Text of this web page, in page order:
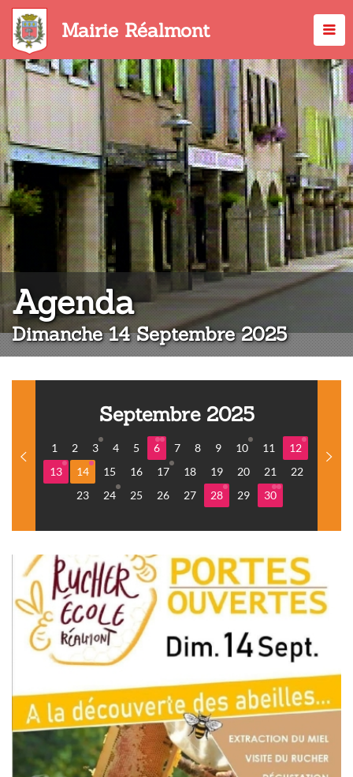
Aller
contenu
principal
Mairie Réalmont
Agenda:
Dimanche 14 Septembre 2025
Septembre 2025
1 2 3 4 5 6 7 8 9 10 11
12
13
14 15 16 17 18 19 20 21
22
23
24 25 26 27 28 29 30